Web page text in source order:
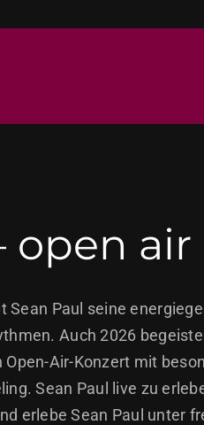
open
Paul seine
Auch 2026
Air-Konzert mit
Sean Paul live zu
erlebe Sean Paul unter